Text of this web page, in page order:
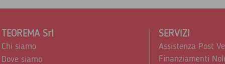
TEOREMA Srl
Chi siamo
Dove siamo
SERVIZI
Assistenza Post
Finanziamenti